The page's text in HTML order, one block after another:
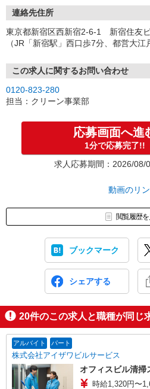
応募から内定迄の期間は大体10日前後
応募→一次面接（土曜も対応可）→内
※応募の秘密は厳守いたします。
連絡先住所
東京都新宿区西新宿2-6-1 新宿住友
（JR「新宿駅」西口歩7分、都営大江
この求人に関するお問い合わせ
0120-823-280
担当：クリーン事業部
応募画面へ進
1分で応募完了!!
求人応募期間：2026/08/
動画のリ
閲覧履歴
ブックマーク
シェアする
20件のこの求人と職種が同じ
アルバイト パート
株式会社アイザワビルサービス
オフィスビル清掃
時給1,320円〜